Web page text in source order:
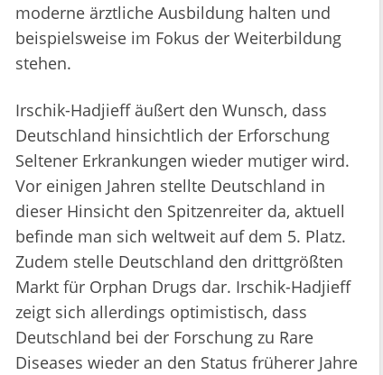
moderne ärztliche Ausbildung halten und
beispielsweise im Fokus der Weiterbildung
stehen.
Irschik-Hadjieff äußert den Wunsch, dass
Deutschland hinsichtlich der Erforschung
Seltener Erkrankungen wieder mutiger wird.
Vor einigen Jahren stellte Deutschland in
dieser Hinsicht den Spitzenreiter da, aktuell
befinde man sich weltweit auf dem 5. Platz.
Zudem stelle Deutschland den drittgrößten
Markt für Orphan Drugs dar. Irschik-Hadjieff
zeigt sich allerdings optimistisch, dass
Deutschland bei der Forschung zu Rare
Diseases wieder an den Status früherer Jahre